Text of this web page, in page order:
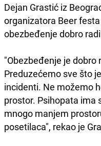
Dejan Grastić iz
organizatora Beer
obezbeđenje dobro
"Obezbeđenje je dobro
Preduzećemo sve što
incidenti. Ne možemo
prostor. Psihopata ima
mnogo manjem
posetilaca", rekao je